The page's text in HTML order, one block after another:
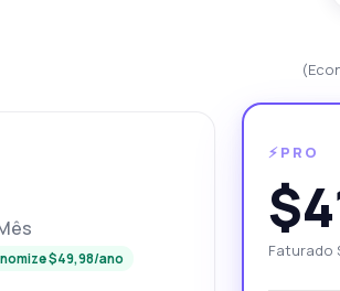
$49,98/ano
⚡PRO
Faturado
Pergunte
Respostas sobre Preço da